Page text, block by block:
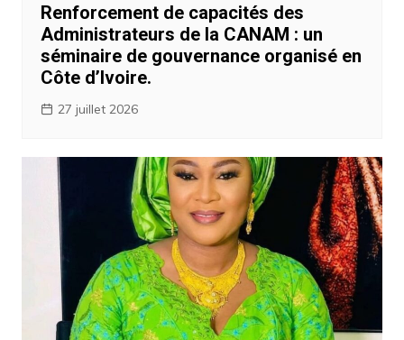
Renforcement de capacités des
Administrateurs de la CANAM : un
séminaire de gouvernance organisé en
Côte d’Ivoire.
27 juillet 2026